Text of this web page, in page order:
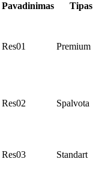
Pavadinimas Tipas
Res01 Premium
Res02 Spalvota
Res03 Standart